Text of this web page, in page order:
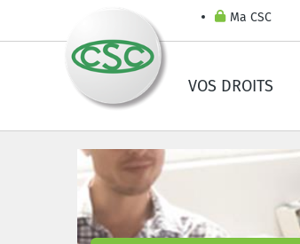
Ma CSC
VOS DROITS